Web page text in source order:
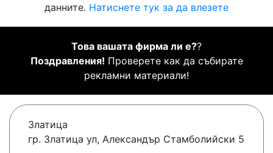
данните. Натиснете тук за да влезете
Това вашата фирма ли е??
Поздравления! Проверете как да събирате
рекламни материали!
Златица
гр. Златица ул, Александър Стамболийски 5